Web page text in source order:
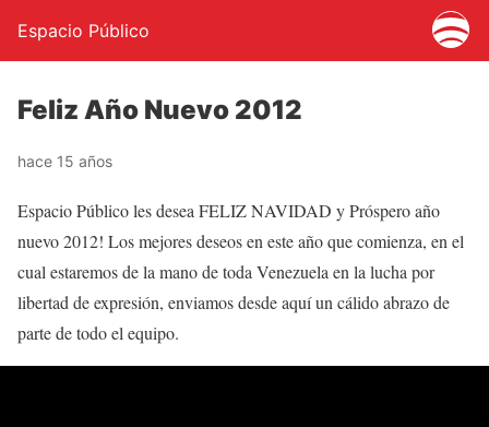
Espacio Público
Feliz Año Nuevo 2012
hace 15 años
Espacio Público les desea FELIZ NAVIDAD y Próspero año
nuevo 2012! Los mejores deseos en este año que comienza, en el
cual estaremos de la mano de toda Venezuela en la lucha por
libertad de expresión, enviamos desde aquí un cálido abrazo de
parte de todo el equipo.